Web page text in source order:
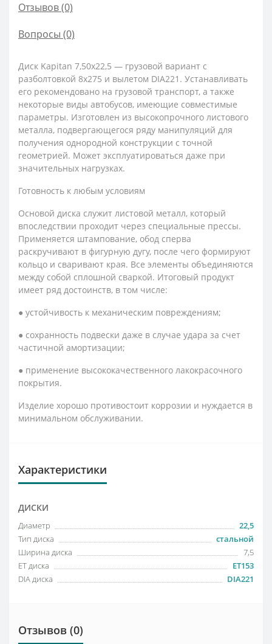
Отзывов (0)
Вопросы (0)
Диск Kapitan 7,50x22,5 — грузовой вариант с
разболтовкой 8x275 и вылетом DIA221. Устанавливать
его рекомендовано на грузовой транспорт, а также
некоторые виды автобусов, имеющие совместимые
параметры. Изготовлен из высокопрочного листового
металла, подвергающегося ряду манипуляций для
получения однородной конструкции с точной
геометрией. Может эксплуатироваться даже при
значительных нагрузках.
Готовность к любым условиям
Основой диска служит листовой металл, который
впоследствии проходит через специальные прессы.
Применяется штампование, обод сперва
раскручивают в фигурную дугу, после чего формируют
кольцо и сваривают края. Все элементы объединяются
между собой сплошной сваркой. Итоговый продукт
имеет ряд достоинств, в том числе:
● устойчивость к механическим повреждениям;
● сохранность подвески даже в случае удара за счет
частичной амортизации;
● применение высококачественного лакокрасочного
покрытия.
Изделие хорошо противостоит коррозии и нуждается в
минимальном обслуживании.
Характеристики
ДИСКИ
Диаметр
22,5
Тип диска
стальной
Ширина диска
7,5
ET диска
ET153
DIA диска
DIA221
Отзывов (0)